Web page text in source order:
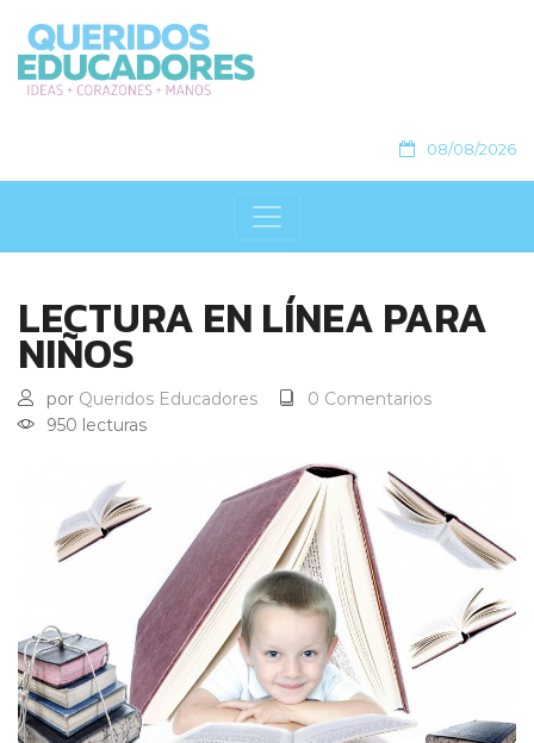
08/08/2026
LECTURA EN LÍNEA PARA
NIÑOS
por Queridos Educadores
0 Comentarios
950 lecturas